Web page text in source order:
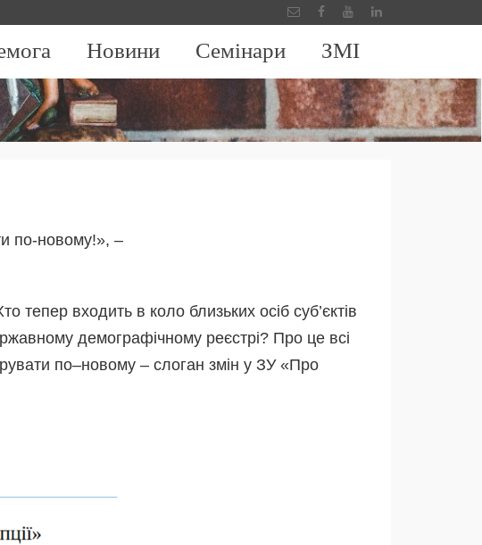
Новини Семінари ЗМІ
по-новому!», –
тепер входить в коло близьких осіб суб’єктів
демографічному реєстрі? Про це всі
по–новому – слоган змін у ЗУ «Про